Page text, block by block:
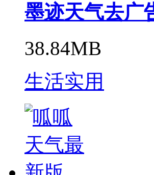
墨迹天气去广
38.84MB
生活实用